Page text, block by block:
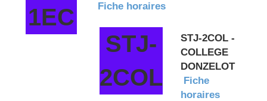
1EC
Fiche horaires
STJ-
2COL
STJ-2COL -
COLLEGE
DONZELOT
Fiche
horaires